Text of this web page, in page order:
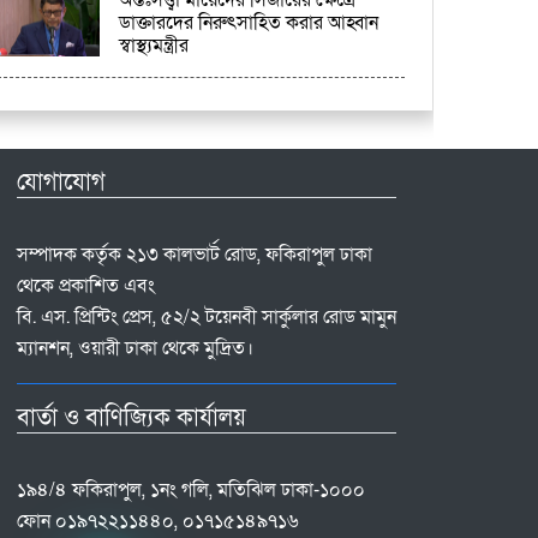
ডাক্তারদের নিরুৎসাহিত করার আহ্বান
স্বাস্থ্যমন্ত্রীর
যোগাযোগ
সম্পাদক কর্তৃক ২১৩ কালভার্ট রোড, ফকিরাপুল ঢাকা
থেকে প্রকাশিত এবং
বি. এস. প্রিন্টিং প্রেস, ৫২/২ টয়েনবী সার্কুলার রোড মামুন
ম্যানশন, ওয়ারী ঢাকা থেকে মুদ্রিত।
বার্তা ও বাণিজ্যিক কার্যালয়
১৯৪/৪ ফকিরাপুল, ১নং গলি, মতিঝিল ঢাকা-১০০০
ফোন ০১৯৭২২১১৪৪০, ০১৭১৫১৪৯৭১৬